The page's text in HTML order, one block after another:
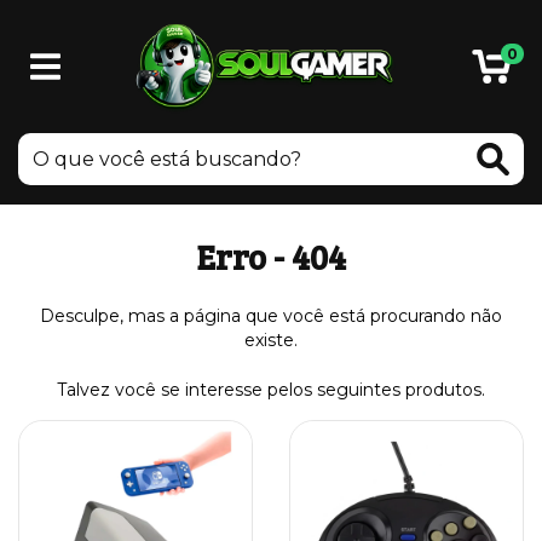
0
Erro - 404
Desculpe, mas a página que você está procurando não
existe.
Talvez você se interesse pelos seguintes produtos.